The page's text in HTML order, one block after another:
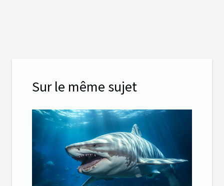
Sur le même sujet